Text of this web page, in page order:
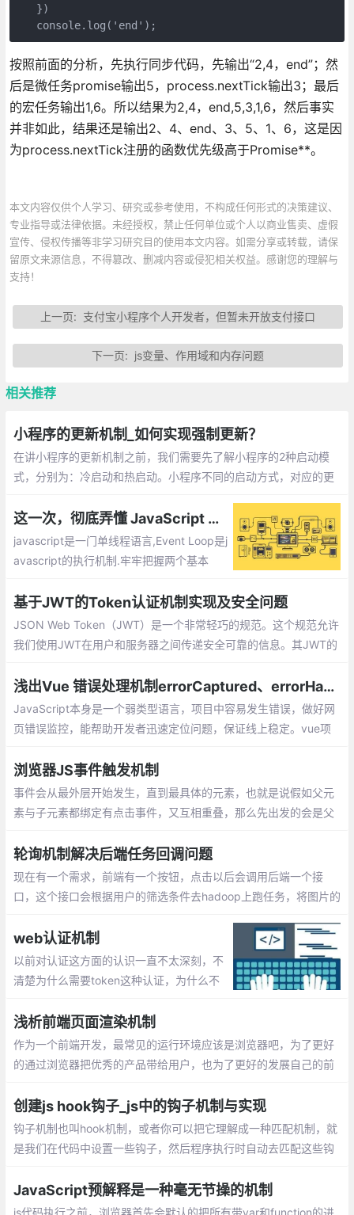
   })
   console.log('end');
按照前面的分析，先执行同步代码，先输出“2,4，end”；然
后是微任务promise输出5，process.nextTick输出3；最后
的宏任务输出1,6。所以结果为2,4，end,5,3,1,6，然后事实
并非如此，结果还是输出2、4、end、3、5、1、6，这是因
为process.nextTick注册的函数优先级高于Promise**。
本文内容仅供个人学习、研究或参考使用，不构成任何形式的决策建议、
专业指导或法律依据。未经授权，禁止任何单位或个人以商业售卖、虚假
宣传、侵权传播等非学习研究目的使用本文内容。如需分享或转载，请保
留原文来源信息，不得篡改、删减内容或侵犯相关权益。感谢您的理解与
支持！
上一页: 支付宝小程序个人开发者，但暂未开放支付接口
下一页: js变量、作用域和内存问题
相关推荐
小程序的更新机制_如何实现强制更新？
在讲小程序的更新机制之前，我们需要先了解小程序的2种启动模
式，分别为：冷启动和热启动。小程序不同的启动方式，对应的更
更新的，如果我们需要强制更新，需要如何实现呢？
这一次，彻底弄懂 JavaScript 执行机制
javascript是一门单线程语言,Event Loop是j
avascript的执行机制.牢牢把握两个基本
现成为前端高手的伟大梦想！
基于JWT的Token认证机制实现及安全问题
JSON Web Token（JWT）是一个非常轻巧的规范。这个规范允许
我们使用JWT在用户和服务器之间传递安全可靠的信息。其JWT的
载荷与签名。
浅出Vue 错误处理机制errorCaptured、errorHandler
JavaScript本身是一个弱类型语言，项目中容易发生错误，做好网
页错误监控，能帮助开发者迅速定位问题，保证线上稳定。vue项
决定探一探
浏览器JS事件触发机制
事件会从最外层开始发生，直到最具体的元素，也就是说假如父元
素与子元素都绑定有点击事件，又互相重叠，那么先出发的会是父
生，再向外传播，正好与事件捕获相反。
轮询机制解决后端任务回调问题
现在有一个需求，前端有一个按钮，点击以后会调用后端一个接
口，这个接口会根据用户的筛选条件去hadoop上跑任务，将图片的
弹出下载框。hadoop上的这个任务耗时比较久
web认证机制
以前对认证这方面的认识一直不太深刻，不
清楚为什么需要token这种认证，为什么不
读了几篇大牛的博客才对认证机制方面有了
进一步了解。
浅析前端页面渲染机制
作为一个前端开发，最常见的运行环境应该是浏览器吧，为了更好
的通过浏览器把优秀的产品带给用户，也为了更好的发展自己的前
面这期间浏览器是如何进行工作的
创建js hook钩子_js中的钩子机制与实现
钩子机制也叫hook机制，或者你可以把它理解成一种匹配机制，就
是我们在代码中设置一些钩子，然后程序执行时自动去匹配这些钩
用同事优化代码结构
JavaScript预解释是一种毫无节操的机制
js代码执行之前，浏览器首先会默认的把所有带var和function的进